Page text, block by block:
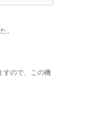
。
すので、この機